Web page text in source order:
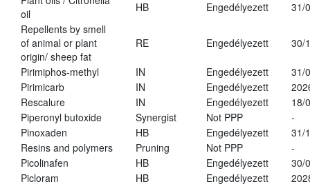
oil
HB Engedélyezett
31/
Repellents by smell
of animal or plant
origin/ sheep fat
RE Engedélyezett 30/
Pirimiphos-methyl IN Engedélyezett
31/
Pirimicarb
IN Engedélyezett
Rescalure
IN Engedélyezett
18/
Piperonyl butoxide
Synergist Not PPP
-
Pinoxaden
HB Engedélyezett
31/
Resins and polymers
Pruning Not PPP
-
Picolinafen
HB Engedélyezett
30/
Picloram
HB Engedélyezett